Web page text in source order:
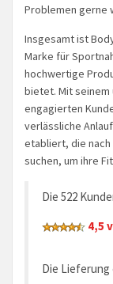
Problemen gerne
Insgesamt ist
Marke für
hochwertige
bietet. Mit seinem
engagierten
verlässliche
etabliert, die
suchen, um ihre
Die 522
4,5
Die